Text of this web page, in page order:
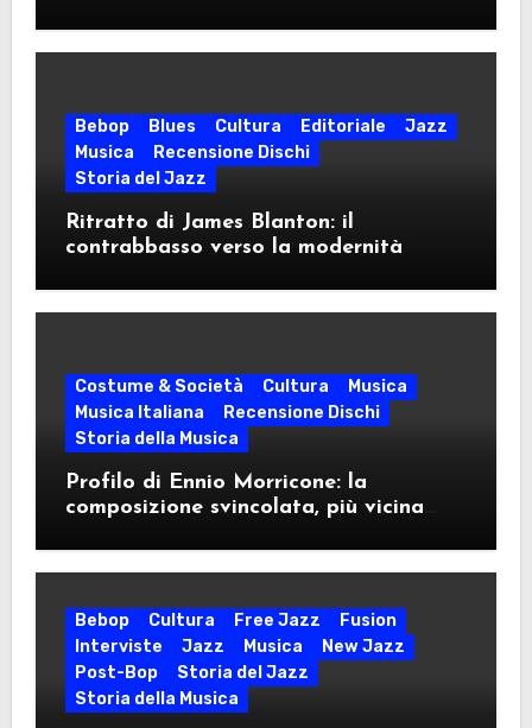
contestazione
Bebop Blues Cultura Editoriale
Jazz
Musica
Recensione Dischi
Storia del Jazz
Ritratto di James Blanton: il
contrabbasso verso la modernità
Costume & Società Cultura
Musica
Musica Italiana
Recensione Dischi
Storia della Musica
Profilo di Ennio Morricone: la
composizione svincolata, più vicina
sinfonismo classico
Bebop Cultura Free Jazz
Fusion
Interviste
Jazz Musica
New Jazz
Post-Bop
Storia del Jazz
Storia della Musica